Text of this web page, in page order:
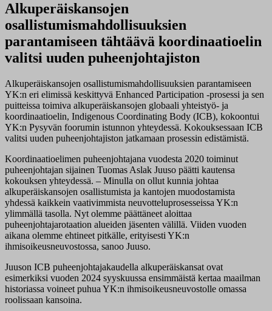
Alkuperäiskansojen
osallistumismahdollisuuksien
parantamiseen tähtäävä koordinaatioelin
valitsi uuden puheenjohtajiston
Alkuperäiskansojen osallistumismahdollisuuksien parantamiseen
YK:n eri elimissä keskittyvä Enhanced Participation -prosessi ja sen
puitteissa toimiva alkuperäiskansojen globaali yhteistyö- ja
koordinaatioelin, Indigenous Coordinating Body (ICB), kokoontui
YK:n Pysyvän foorumin istunnon yhteydessä. Kokouksessaan ICB
valitsi uuden puheenjohtajiston jatkamaan prosessin edistämistä.
Koordinaatioelimen puheenjohtajana vuodesta 2020 toiminut
puheenjohtajan sijainen Tuomas Aslak Juuso päätti kautensa
kokouksen yhteydessä. – Minulla on ollut kunnia johtaa
alkuperäiskansojen osallistumista ja kantojen muodostamista
yhdessä kaikkein vaativimmista neuvotteluprosesseissa YK:n
ylimmällä tasolla. Nyt olemme päättäneet aloittaa
puheenjohtajarotaation alueiden jäsenten välillä. Viiden vuoden
aikana olemme ehtineet pitkälle, erityisesti YK:n
ihmisoikeusneuvostossa, sanoo Juuso.
Juuson ICB puheenjohtajakaudella alkuperäiskansat ovat
esimerkiksi vuoden 2024 syyskuussa ensimmäistä kertaa maailman
historiassa voineet puhua YK:n ihmisoikeusneuvostolle omassa
roolissaan kansoina.